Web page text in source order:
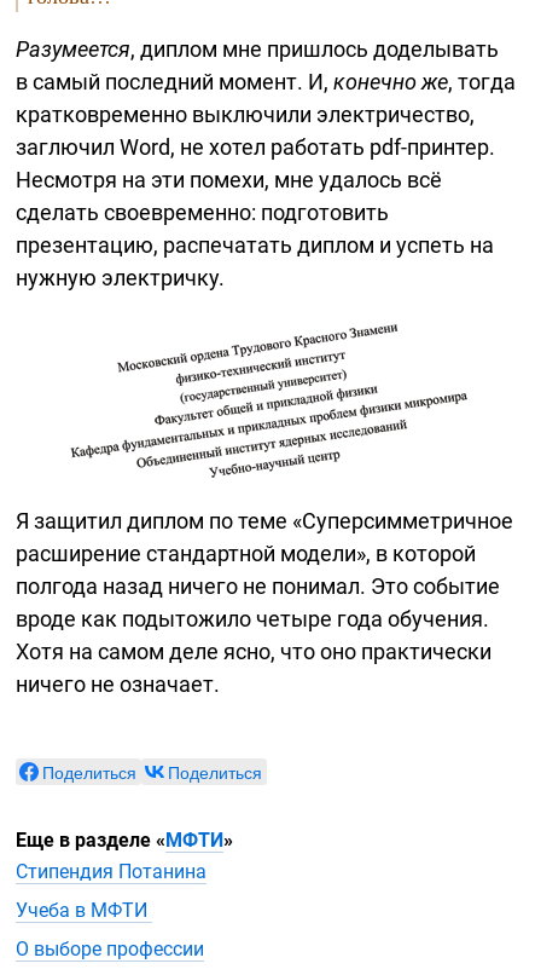
Разумеется, диплом мне пришлось доделывать
в самый последний момент. И,конечно же, тогда
кратковременно выключили электричество,
заглючил Word, не хотел работать pdf-принтер.
Несмотря на эти помехи, мне удалось всё
сделать своевременно: подготовить
презентацию, распечатать диплом и успеть на
нужную электричку.
Я защитил диплом по теме «Суперсимметричное
расширение стандартной модели», в которой
полгода назад ничего не понимал. Это событие
вроде как подытожило четыре года обучения.
Хотя на самом деле ясно, что оно практически
ничего не означает.
Поделиться Поделиться
Еще в разделе« МФТИ »
Стипендия Потанина
Учеба в МФТИ
О выборе профессии